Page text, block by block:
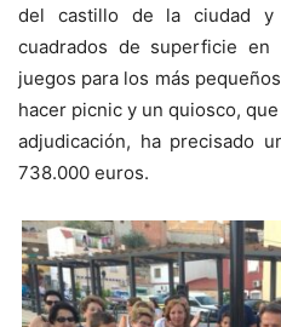
del castillo de la ciudad y
cuadrados de superficie
juegos para los más
hacer picnic y un quiosco,
adjudicación, ha precisado
738.000 euros.